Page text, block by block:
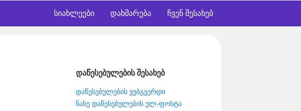
ჩატვირთვა
ჩვენ შესახებ
დახმარება
სიახლეები
დაწესებულების შესახებ
დაწესებულების ვებგვერდი
ნახე დაწესებულების ელ-ფოსტა